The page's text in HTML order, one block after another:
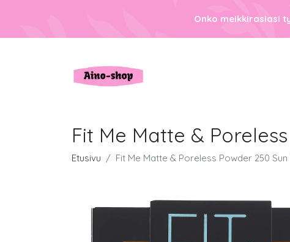
Onko meikkirasiasi
Fit Me Matte &
Etusivu Fit Me Matte & Poreless Powder 250